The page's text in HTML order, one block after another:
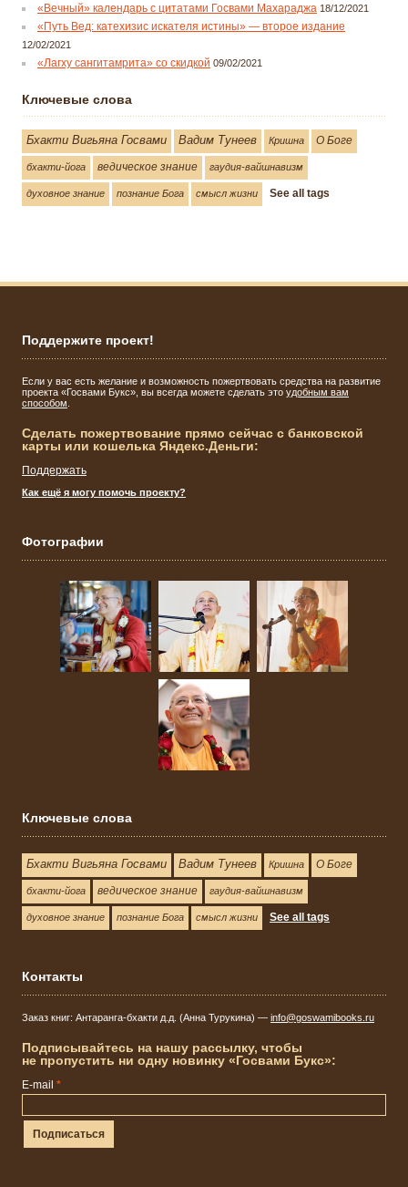
«Вечный» календарь с цитатами Госвами Махараджа 18/12/2021
«Путь Вед: катехизис искателя истины» — второе издание
12/02/2021
«Лагху сангитамрита» со скидкой 09/02/2021
Ключевые слова
Бхакти Вигьяна Госвами Вадим Тунеев Кришна О Боге
бхакти-йога ведическое знание гаудия-вайшнавизм
духовное знание познание Бога смысл жизни See all tags
Поддержите проект!
Если у вас есть желание и возможность пожертвовать средства на развитие
проекта «Госвами Букс», вы всегда можете сделать это удобным вам
способом
Сделать пожертвование прямо сейчас с банковской
карты или кошелька Яндекс.Деньги:
Поддержать
Как ещё я могу помочь проекту?
Фотографии
Ключевые слова
Бхакти Вигьяна Госвами Вадим Тунеев Кришна О Боге
бхакти-йога ведическое знание гаудия-вайшнавизм
духовное знание познание Бога смысл жизни See all tags
Контакты
Заказ книг: Антаранга-бхакти д.д. (Анна Турукина) — info@goswamibooks.ru
Подписывайтесь на нашу рассылку, чтобы
не пропустить ни одну новинку «Госвами Букс»:
E-mail *
Подписаться